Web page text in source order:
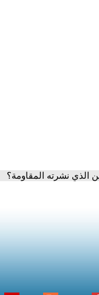
الذي نشرته المقاومة؟